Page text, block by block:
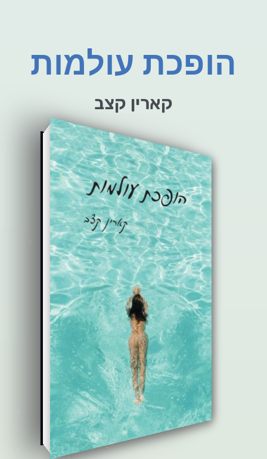
הופכת עולמות
קארין קצב